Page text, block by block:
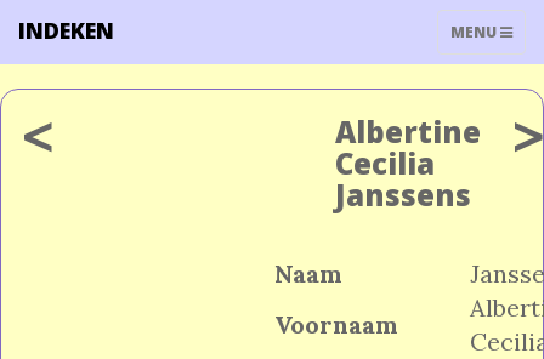
TOGGLE
MENU
INDEKEN
< Albertine
Cecilia
Janssens
Naam
Voornaam
>